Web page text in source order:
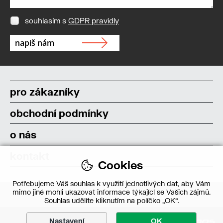
souhlasím s GDPR pravidly
pro zákazníky
obchodní podmínky
o nás
Cookies
Potřebujeme Váš souhlas k využití jednotlivých dat, aby Vám
mimo jiné mohli ukazovat informace týkající se Vašich zájmů.
Souhlas udělíte kliknutím na políčko „OK“.
Nastavení OK